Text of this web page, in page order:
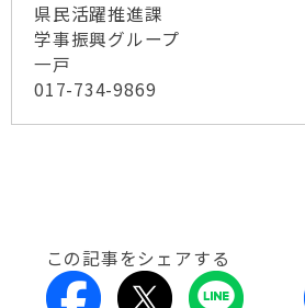
県民活躍推進課
学事振興グループ
一戸
017-734-9869
この記事をシェアする